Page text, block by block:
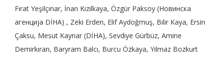
Fırat Yeşilçınar, İnan Kızılkaya, Özgür Paksoy (Новинска
агенција DİHA) , Zeki Erden, Elif Aydoğmuş, Bilir Kaya, Ersin
Çaksu, Mesut Kaynar (DİHA), Sevdiye Gürbüz, Amine
Demirkıran, Baryram Balcı, Burcu Özkaya, Yılmaz Bozkurt